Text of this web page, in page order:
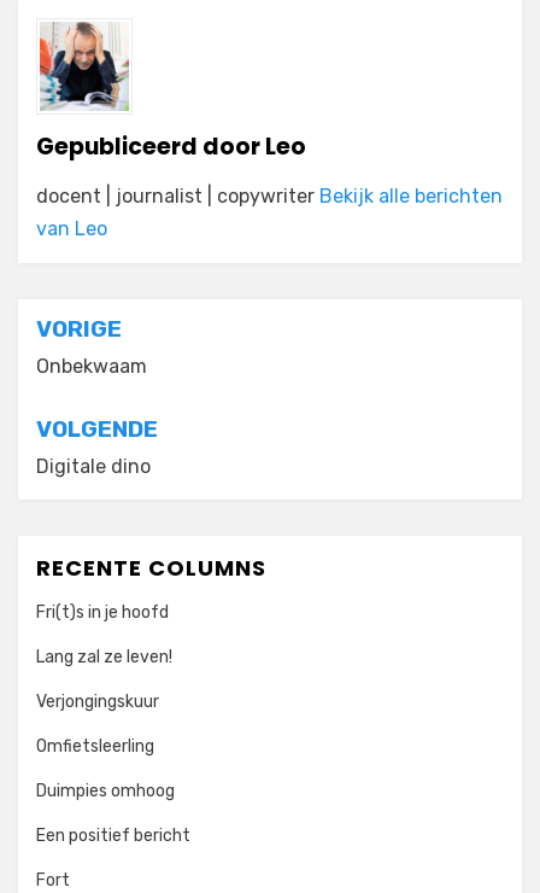
Gepubliceerd doorLeo
docent | journalist | copywriter Bekijk alle berichten
van Leo
Bericht
navigatie
VORIGE
Onbekwaam
VOLGENDE
Digitale dino
RECENTE COLUMNS
Fri(t)s in je hoofd
Lang zal ze leven!
Verjongingskuur
Omfietsleerling
Duimpies omhoog
Een positief bericht
Fort